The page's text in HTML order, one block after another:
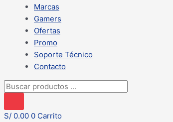
Marcas
Gamers
Ofertas
Promo
Soporte Técnico
Contacto
Búsqueda
productos
S/ 0.00 0 Carrito